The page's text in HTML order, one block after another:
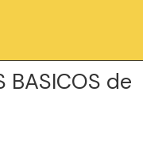
BASICOS de